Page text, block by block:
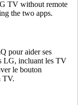
TV without remote
the two apps.
pour aider ses
LG, incluant les TV
le bouton
TV.